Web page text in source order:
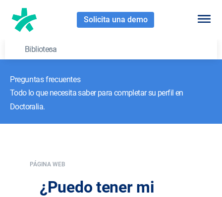
Solicita una demo
Biblioteca
Preguntas frecuentes
Todo lo que necesita saber para completar su perfil en
Doctoralia.
PÁGINA WEB
¿Puedo tener mi